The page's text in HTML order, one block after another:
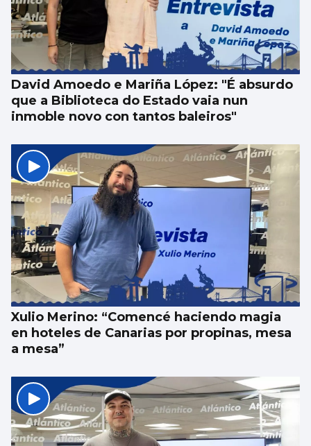
David Amoedo e Mariña López: "É absurdo
que a Biblioteca do Estado vaia nun
inmoble novo con tantos baleiros"
Xulio Merino: “Comencé haciendo magia
en hoteles de Canarias por propinas, mesa
a mesa”